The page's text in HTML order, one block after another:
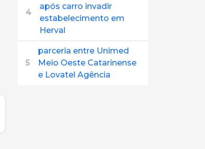
4
após carro invadir
estabelecimento em
Herval
5
parceria entre Unimed
Meio Oeste Catarinense
e Lovatel Agência